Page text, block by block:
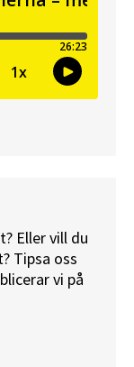
Eller vill du
Tipsa oss
vi på